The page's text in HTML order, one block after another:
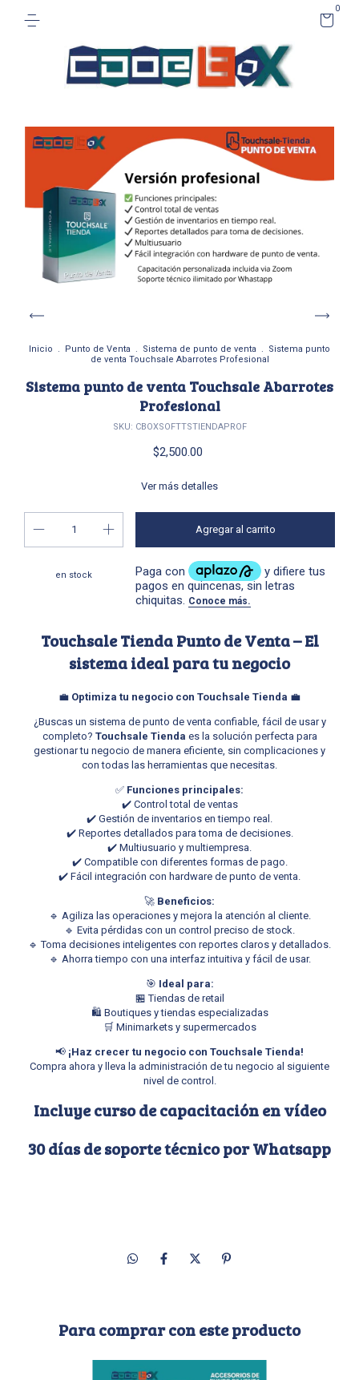
0
Inicio . Punto de Venta . Sistema de punto de venta .
Sistema punto
de venta Touchsale Abarrotes Profesional
Sistema punto de venta Touchsale Abarrotes
Profesional
SKU: CBOXSOFTTSTIENDAPROF
$2,500.00
Ver más detalles
en stock
Touchsale Tienda Punto de Venta – El
sistema ideal para tu negocio
💼 Optimiza tu negocio con Touchsale Tienda 💼
¿Buscas un sistema de punto de venta confiable, fácil de usar y
completo? Touchsale Tienda es la solución perfecta para
gestionar tu negocio de manera eficiente, sin complicaciones y
con todas las herramientas que necesitas.
✅ Funciones principales:
✔️ Control total de ventas
✔️ Gestión de inventarios en tiempo real.
✔️ Reportes detallados para toma de decisiones.
✔️ Multiusuario y multiempresa.
✔️ Compatible con diferentes formas de pago.
✔️ Fácil integración con hardware de punto de venta.
🚀 Beneficios:
🔹 Agiliza las operaciones y mejora la atención al cliente.
🔹 Evita pérdidas con un control preciso de stock.
🔹 Toma decisiones inteligentes con reportes claros y detallados.
🔹 Ahorra tiempo con una interfaz intuitiva y fácil de usar.
🎯 Ideal para:
🏪 Tiendas de retail
🛍️ Boutiques y tiendas especializadas
🛒 Minimarkets y supermercados
📢 ¡Haz crecer tu negocio con Touchsale Tienda!
Compra ahora y lleva la administración de tu negocio al siguiente
nivel de control.
Incluye curso de capacitación en vídeo
30 días de soporte técnico por Whatsapp
Para comprar con este producto